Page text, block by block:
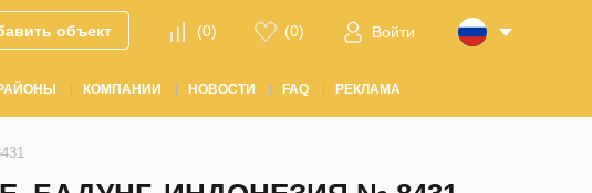
объект (0) (0) Войти
КОМПАНИИ НОВОСТИ FAQ РЕКЛАМА